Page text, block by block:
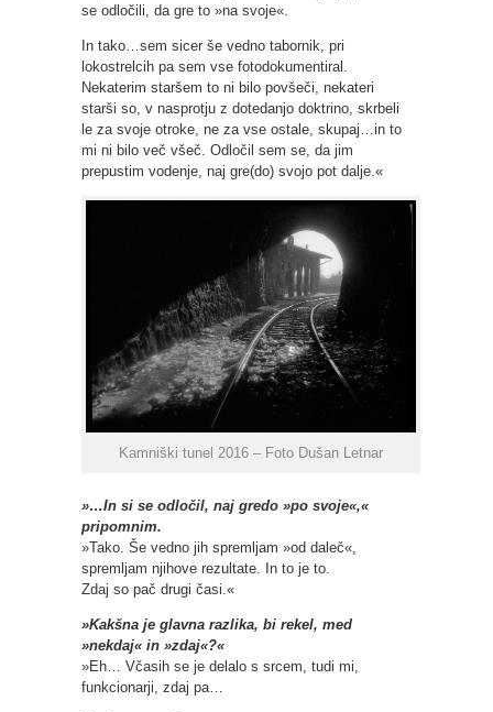
se odločili, da gre to »na svoje«.
In tako…sem sicer še vedno tabornik, pri
lokostrelcih pa sem vse fotodokumentiral.
Nekaterim staršem to ni bilo povšeči, nekateri
starši so, v nasprotju z dotedanjo doktrino, skrbeli
le za svoje otroke, ne za vse ostale, skupaj…in to
mi ni bilo več všeč. Odločil sem se, da jim
prepustim vodenje, naj gre(do) svojo pot dalje.«
Kamniški tunel 2016 – Foto Dušan Letnar
»…In si se odločil, naj gredo »po svoje«,«
pripomnim.
»Tako. Še vedno jih spremljam »od daleč«,
spremljam njihove rezultate. In to je to.
Zdaj so pač drugi časi.«
»Kakšna je glavna razlika, bi rekel, med
»nekdaj« in »zdaj«?«
»Eh… Včasih se je delalo s srcem, tudi mi,
funkcionarji, zdaj pa…